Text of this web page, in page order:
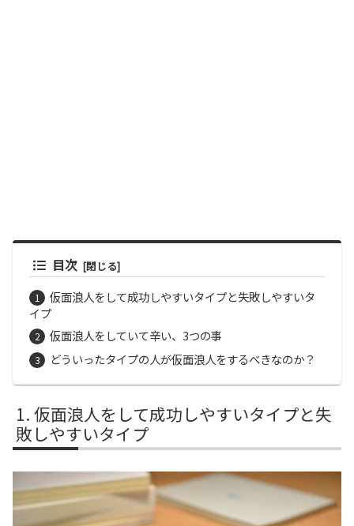
目次
仮面浪人をして成功しやすいタイプと失敗しやすいタ
イプ
仮面浪人をしていて辛い、3つの事
どういったタイプの人が仮面浪人をするべきなのか？
仮面浪人をして成功しやすいタイプと失
敗しやすいタイプ